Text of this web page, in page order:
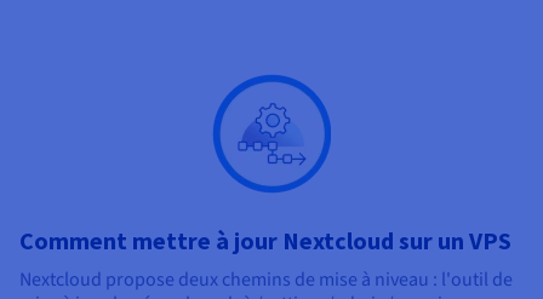
Comment mettre à jour Nextcloud sur un VPS
Nextcloud propose deux chemins de mise à niveau : l'outil de